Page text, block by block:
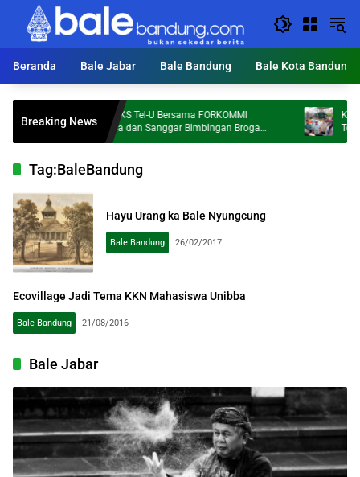
Langsung
konten
Beranda
Bale Jabar Bale Bandung Bale Kota Bandung
Breaking NewsDosen FKS Tel-U Bersama FORKOMMI
Malaysia dan Sanggar Bimbingan Broga
Perkuat Kolaborasi Internasional melalui
KDS
Ton
Tag:BaleBandung
Hayu Urang ka Bale Nyungcung
Bale Bandung 26/02/2017
Ecovillage Jadi Tema KKN Mahasiswa Unibba
Bale Bandung 21/08/2016
Bale Jabar